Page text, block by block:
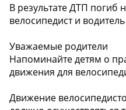
В результате ДТП погиб
велосипедист и
Уважаемые родители️️
Напоминайте детям о
движения для
Движение